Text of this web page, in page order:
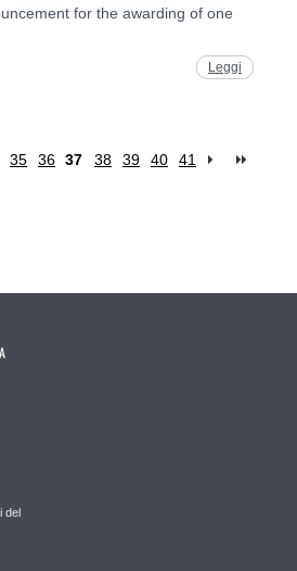
for the awarding of one
Leggi
35 36 37 38 39 40 41
del